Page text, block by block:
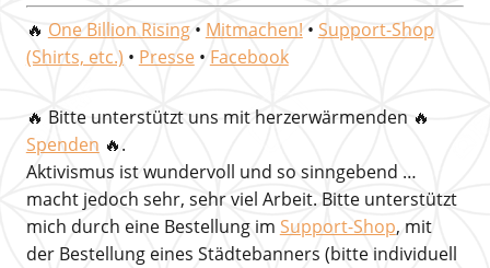
🔥 One Billion Rising• Mitmachen! • Support-Shop
(Shirts, etc.) • Presse • Facebook
🔥 Bitte unterstützt uns mit herzerwärmenden 🔥
Spenden 🔥.
Aktivismus ist wundervoll und so sinngebend …
macht jedoch sehr, sehr viel Arbeit. Bitte unterstützt
mich durch eine Bestellung im Support-Shop, mit
der Bestellung eines Städtebanners (bitte individuell